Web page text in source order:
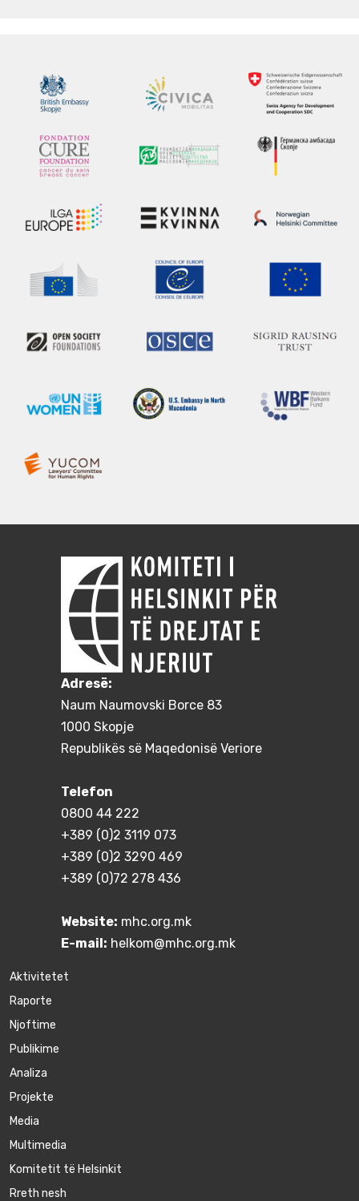
Adresë:
Naum Naumovski Borce 83
1000 Skopje
Republikës së Maqedonisë Veriore
Telefon
0800 44 222
+389 (0)2 3119 073
+389 (0)2 3290 469
+389 (0)72 278 436
Website: mhc.org.mk
E-mail: helkom@mhc.org.mk
Aktivitetet
Raporte
Njoftime
Publikime
Аnaliza
Projekte
Media
Multimedia
Komitetit të Helsinkit
Rreth nesh